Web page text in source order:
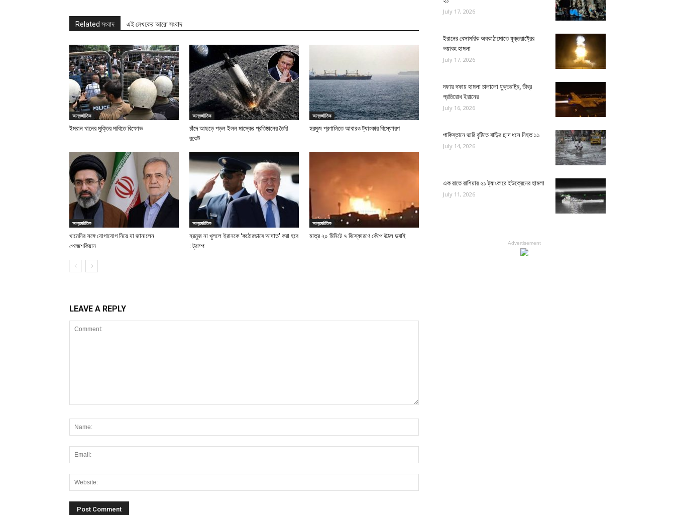
Related সংবাদ এই লেখকের আরো সংবাদ
আন্তর্জাতিক
ইমরান খানের মুক্তির দাবিতে বিক্ষোভ
আন্তর্জাতিক
চাঁদে আছড়ে পড়ল ইলন মাস্কের প্রতিষ্ঠানের তৈরি
রকেট
আন্তর্জাতিক
হরমুজ প্রণালিতে আবারও ট্যাংকার বিস্ফোরণ
আন্তর্জাতিক
খামেনির সঙ্গে যোগাযোগ নিয়ে যা জানালেন
পেজেশকিয়ান
আন্তর্জাতিক
হরমুজ না খুললে ইরানকে ‘কঠোরভাবে আঘাত’ করা হবে
: ট্রাম্প
আন্তর্জাতিক
মাত্র ২০ মিনিটে ৭ বিস্ফোরণে কেঁপে উঠল দুবাই
LEAVE A REPLY
July 17, 2026
ইরানের বেসামরিক অবকাঠামোতে যুক্তরাষ্ট্রের
ভয়াবহ হামলা
July 17, 2026
দফায় দফায় হামলা চালালো যুক্তরাষ্ট্র, তীব্র
প্রতিরোধ ইরানের
July 16, 2026
পাকিস্তানে ভারি বৃষ্টিতে বাড়ির ছাদ ধসে নিহত ১১
July 14, 2026
এক রাতে রাশিয়ার ২১ ট্যাংকারে ইউক্রেনের হামলা
July 11, 2026
Advertisement